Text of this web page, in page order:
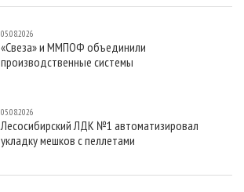
05.08.2026
«Свеза» и ММПОФ объединили
производственные системы
05.08.2026
Лесосибирский ЛДК №1 автоматизировал
укладку мешков с пеллетами